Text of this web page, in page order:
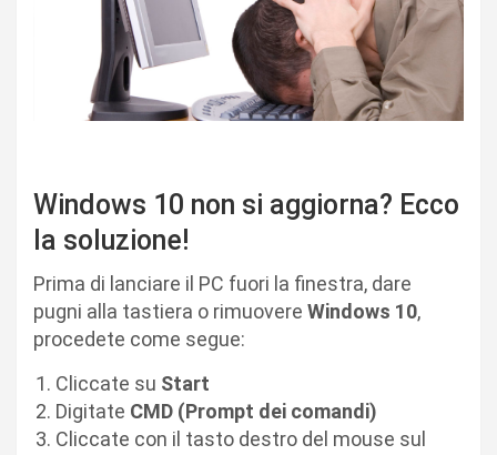
Windows 10 non si aggiorna? Ecco
la soluzione!
Prima di lanciare il PC fuori la finestra, dare
pugni alla tastiera o rimuovere Windows 10,
procedete come segue:
Cliccate su Start
Digitate CMD (Prompt dei comandi)
Cliccate con il tasto destro del mouse sul